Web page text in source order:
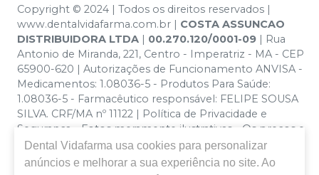
Copyright © 2024 | Todos os direitos reservados |
www.dentalvidafarma.com.br | COSTA ASSUNCAO
DISTRIBUIDORA LTDA | 00.270.120/0001-09 | Rua
Antonio de Miranda, 221, Centro - Imperatriz - MA - CEP
65900-620 | Autorizações de Funcionamento ANVISA -
Medicamentos: 1.08036-5 - Produtos Para Saúde:
1.08036-5 - Farmacêutico responsável: FELIPE SOUSA
SILVA. CRF/MA nº 11122 | Política de Privacidade e
Segurança - Fotos meramente ilustrativas - Os preços e
condições da loja virtual estão sujeitos a alterações. Em
caso de divergência de preços no site, o valor válido é o
Dental Vidafarma usa cookies para personalizar
anúncios e melhorar a sua experiência no site. Ao